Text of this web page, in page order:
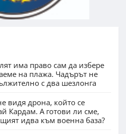
има право сам да избере
на плажа. Чадърът не
с два шезлонга
видя дрона, който се
Кардам. А готови ли сме,
идва към военна база?